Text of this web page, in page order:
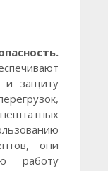
и защиту
они
работу